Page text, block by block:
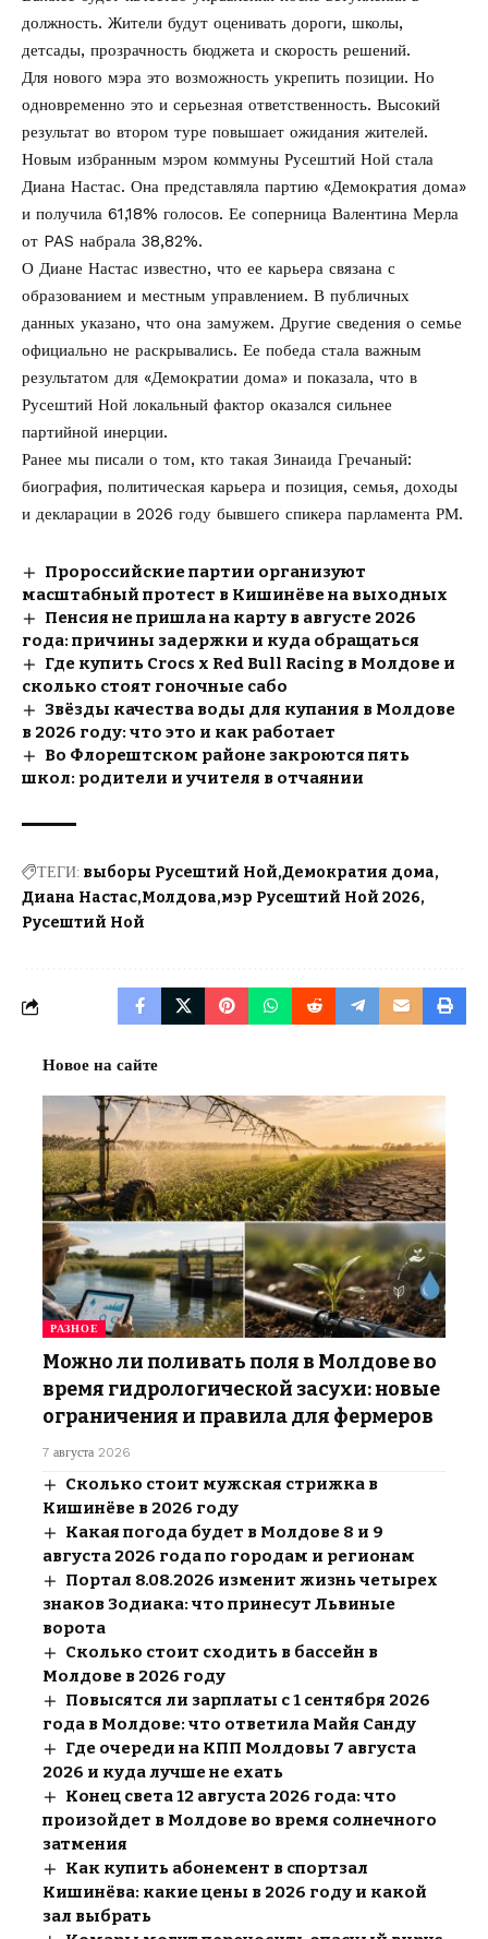
должность. Жители будут оценивать дороги, школы,
детсады, прозрачность бюджета и скорость решений.
Для нового мэра это возможность укрепить позиции. Но
одновременно это и серьезная ответственность. Высокий
результат во втором туре повышает ожидания жителей.
Новым избранным мэром коммуны Русештий Ной стала
Диана Настас. Она представляла партию «Демократия дома»
и получила 61,18% голосов. Ее соперница Валентина Мерла
от PAS набрала 38,82%.
О Диане Настас известно, что ее карьера связана с
образованием и местным управлением. В публичных
данных указано, что она замужем. Другие сведения о семье
официально не раскрывались. Ее победа стала важным
результатом для «Демократии дома» и показала, что в
Русештий Ной локальный фактор оказался сильнее
партийной инерции.
Ранее мы писали о том, кто такая Зинаида Гречаный:
биография, политическая карьера и позиция, семья, доходы
и декларации в 2026 году бывшего спикера парламента РМ.
Пророссийские партии организуют
масштабный протест в Кишинёве на выходных
Пенсия не пришла на карту в августе 2026
года: причины задержки и куда обращаться
Где купить Crocs x Red Bull Racing в Молдове и
сколько стоят гоночные сабо
Звёзды качества воды для купания в Молдове
в 2026 году: что это и как работает
Во Флорештском районе закроются пять
школ: родители и учителя в отчаянии
ТЕГИ: выборы Русештий Ной Демократия дома
Диана Настас Молдова мэр Русештий Ной 2026
Русештий Ной
Новое на сайте
РАЗНОЕ
Можно ли поливать поля в Молдове во
время гидрологической засухи: новые
ограничения и правила для фермеров
7 августа 2026
Сколько стоит мужская стрижка в
Кишинёве в 2026 году
Какая погода будет в Молдове 8 и 9
августа 2026 года по городам и регионам
Портал 8.08.2026 изменит жизнь четырех
знаков Зодиака: что принесут Львиные
ворота
Сколько стоит сходить в бассейн в
Молдове в 2026 году
Повысятся ли зарплаты с 1 сентября 2026
года в Молдове: что ответила Майя Санду
Где очереди на КПП Молдовы 7 августа
2026 и куда лучше не ехать
Конец света 12 августа 2026 года: что
произойдет в Молдове во время солнечного
затмения
Как купить абонемент в спортзал
Кишинёва: какие цены в 2026 году и какой
зал выбрать